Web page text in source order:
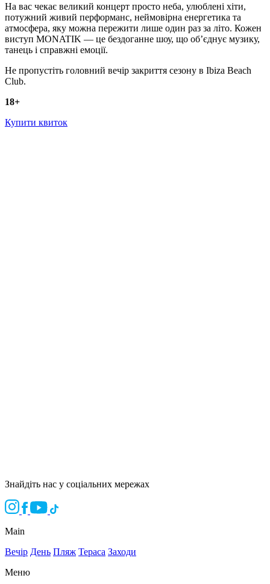
На вас чекає великий концерт просто неба, улюблені хіти,
потужний живий перформанс, неймовірна енергетика та
атмосфера, яку можна пережити лише один раз за літо. Кожен
виступ MONATIK — це бездоганне шоу, що об’єднує музику,
танець і справжні емоції.
Не пропустіть головний вечір закриття сезону в Ibiza Beach
Club.
18+
Купити квиток
Знайдіть нас у соціальних мережах
Main
Вечір День Пляж Тераса Заходи
Меню